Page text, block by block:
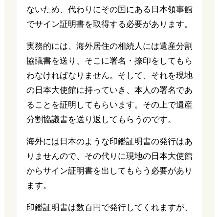
ないため、代わりにその国にある日本領事館
でサイン証明書を取得する必要があります。
実務的には、海外居住の相続人には遺産分割
協議書を送り、そこに署名・捺印をしてもら
わなければなりません。そして、それを現地
の日本大使館に持っていき、本人の署名であ
ることを証明してもらいます。その上で遺産
分割協議書を送り返してもらうのです。
海外には日本のような印鑑証明書の発行はあ
りませんので、その代りに現地の日本大使館
からサイン証明書を出してもらう必要があり
ます。
印鑑証明書は数百円で発行してくれますが、